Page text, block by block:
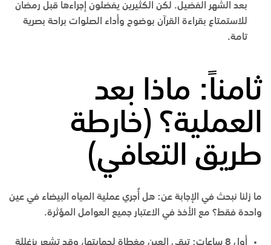
بعد الشهر الفضيل. لكن الكثيرين يفضلون إجراءها قبل رمضان
للاستمتاع بقراءة القرآن بوضوح وأداء الصلوات براحة بصرية
تامة.
ثامناً: ماذا بعد
العملية؟ (خارطة
طريق التعافي)
ما زلنا نبحث في الإجابة عن: هل أُجري عملية المياه البيضاء في عين
واحدة فقط؟ مع الأخذ في الاعتبار جميع العوامل المؤثرة.
أول 8 ساعات: تبقى العين مغطاة لحمايتها، وقد تشعر بزغللة